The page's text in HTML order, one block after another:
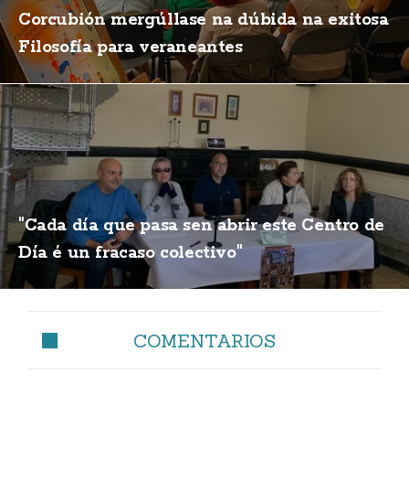
Corcubión mergúllase na dúbida na exitosa
Filosofía para veraneantes
"Cada día que pasa sen abrir este Centro de
Día é un fracaso colectivo"
COMENTARIOS